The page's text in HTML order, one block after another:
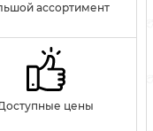
ассортимент
цены